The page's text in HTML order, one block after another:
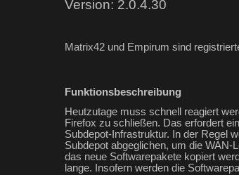
Version: 2.0.4.30
Matrix42 und Empirum sind
Funktionsbeschreibung
Heutzutage muss schnell reagiert
Firefox zu schließen. Das erfordert
Subdepot-Infrastruktur. In der Regel
Subdepot abgeglichen, um die WAN-
das neue Softwarepakete kopiert
lange. Insofern werden die